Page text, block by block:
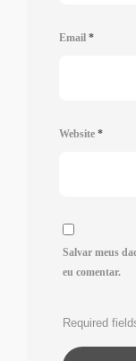
Email *
Website *
Salvar meus
eu comentar.
Required